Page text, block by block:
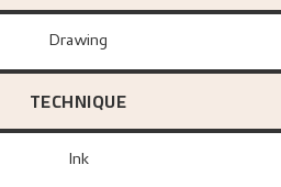
Drawing
TECHNIQUE
Ink